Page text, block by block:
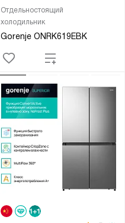
Отдельностоящий
холодильник
Gorenje ONRK619EBK